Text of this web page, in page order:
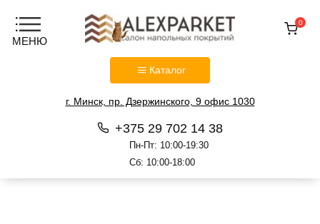
Каталог
г. Минск, пр. Дзержинского, 9 офис 1030
+375 29 702 14 38
Пн-Пт: 10:00-19:30
Сб: 10:00-18:00
0